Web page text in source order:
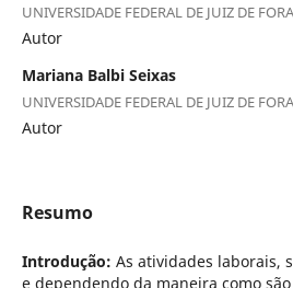
UNIVERSIDADE FEDERAL DE JUIZ DE FORA
Autor
Mariana Balbi Seixas
UNIVERSIDADE FEDERAL DE JUIZ DE FORA
Autor
Resumo
Introdução: As atividades laborais,
e dependendo da maneira como